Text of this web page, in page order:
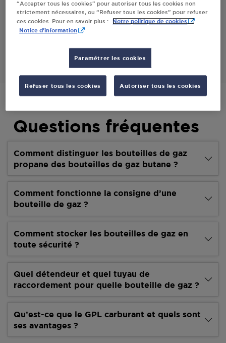
LES GRANDES TERRASSES
83440TOURRETTES
Questions fréquentes
Comment distinguer les bouteilles de gaz
propane des bouteilles de gaz butane ?
Comment fonctionne la consigne d’une
bouteille de gaz ?
Comment stocker les bouteilles de gaz en
toute sécurité ?
Quel détendeur et quel tuyau de
raccordement pour quelle bouteille de gaz ?
Qu’est-ce que le GPL carburant et quels sont
ses avantages ?
“Accepter tous les cookies” pour autoriser tous les cookies non
strictement nécessaires, ou “Refuser tous les cookies” pour refuser
ces cookies. Pour en savoir plus :
Notre politique de cookies
Notice d'information
Paramétrer les cookies
Refuser tous les cookies Autoriser tous les cookies